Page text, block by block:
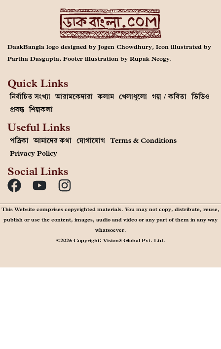
DaakBangla logo designed by Jogen Chowdhury, Icon illustrated by
Partha Dasgupta, Footer illustration by Rupak Neogy.
Quick Links
নির্বাচিত সংখ্যা আরামকেদারা কলাম খেলাধুলো গল্প / কবিতা ভিডিও
প্রবন্ধ শিল্পকলা
Useful Links
পত্রিকা আমাদের কথা যোগাযোগ Terms & Conditions
Privacy Policy
Social Links
This Website comprises copyrighted materials. You may not copy, distribute, reuse,
publish or use the content, images, audio and video or any part of them in any way
whatsoever.
©2026 Copyright: Vision3 Global Pvt. Ltd.